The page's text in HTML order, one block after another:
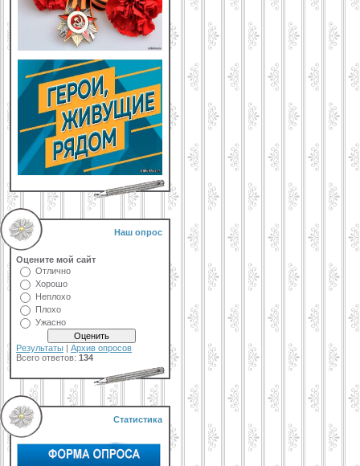
Наш опрос
Оцените мой сайт
Отлично
Хорошо
Неплохо
Плохо
Ужасно
Результаты | Архив опросов
Всего ответов: 134
Статистика